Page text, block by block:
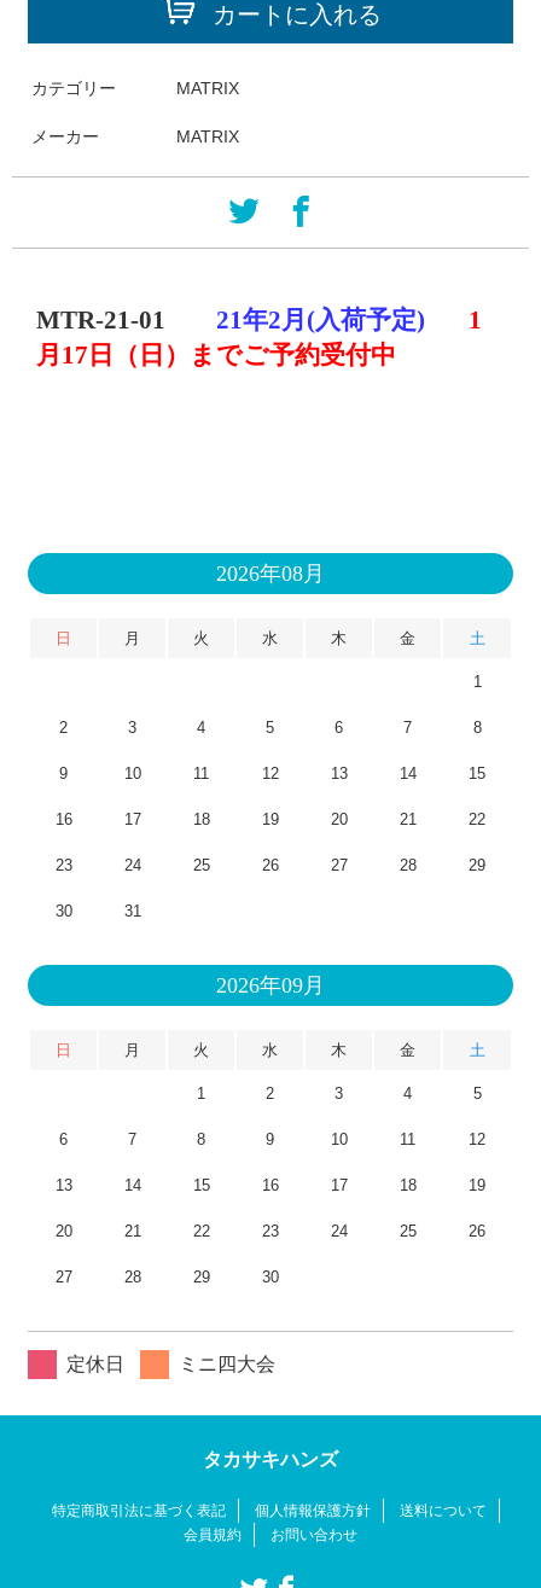
カートに入れる
カテゴリー MATRIX
メーカー MATRIX
MTR-21-01 21年2月(入荷予定)
1
月 17 日（日）までご予約受付中
2026年08月
日 月 火 水 木 金 土
1
2 3 4 5 6 7 8
9 10 11 12 13 14 15
16 17 18 19 20 21 22
23 24 25 26 27 28 29
30 31
2026年09月
日 月 火 水 木 金 土
1 2 3 4 5
6 7 8 9 10 11 12
13 14 15 16 17 18 19
20 21 22 23 24 25 26
27 28 29 30
定休日 ミニ四大会
タカサキハンズ
特定商取引法に基づく表記 個人情報保護方針
送料について
会員規約
お問い合わせ